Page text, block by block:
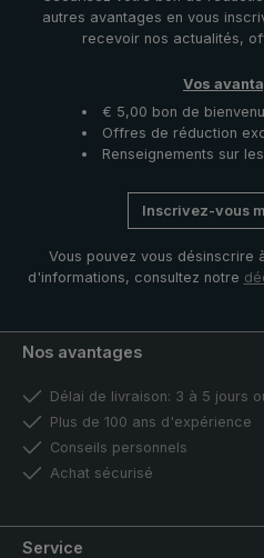
autres avantages en vous
recevoir nos actualités,
Vos
€ 5,00 bon de
Offres de réduction
Renseignements sur
Inscrivez-vous
Vous pouvez vous désinscrire
d'informations, consultez notre
Nos avantages
Délai de livraison: 3 à 5 jours
Plus de 100 ans d'expérience
Conseils personnels
Achat sécurisé
Service